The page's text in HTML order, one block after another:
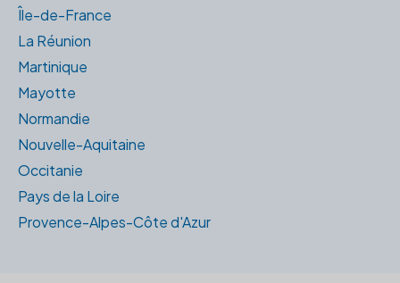
Île-de-France
La Réunion
Martinique
Mayotte
Normandie
Nouvelle-Aquitaine
Occitanie
Pays de la Loire
Provence-Alpes-Côte d'Azur